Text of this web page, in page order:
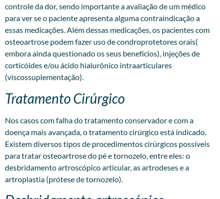
controle da dor, sendo importante a avaliação de um médico
para ver se o paciente apresenta alguma contraindicação a
essas medicações. Além dessas medicações, os pacientes com
osteoartrose podem fazer uso de condroprotetores orais(
embora ainda questionado os seus benefícios), injeções de
corticóides e/ou ácido hialurônico intraarticulares
(viscossuplementação).
Tratamento Cirúrgico
Nos casos com falha do tratamento conservador e com a
doença mais avançada, o tratamento cirúrgico está indicado.
Existem diversos tipos de procedimentos cirúrgicos possíveis
para tratar osteoartrose do pé e tornozelo, entre eles: o
desbridamento artroscópico articular, as artrodeses e a
artroplastia (prótese de tornozelo).